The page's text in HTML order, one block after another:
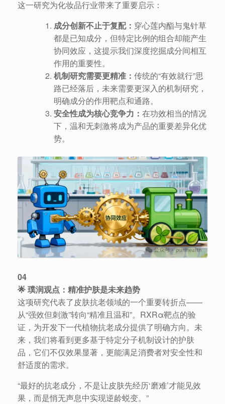
这一研究为化妆品行业带来了重要启示：
成分创新不止于复配： 穿心莲内酯与鬼针草
都是已知成分，但特定比例的组合却能产生
协同效应，这提示我们深度挖掘成分间相互
作用的重要性。
机制研究需要更精准： 传统的“有效就行”思
路已经落后，未来需要更深入的机制研究，
明确成分的作用靶点和通路。
安全性成为核心竞争力： 在功效相当的情况
下，温和无刺激将成为产品的重要差异化优
势。
04
🌟 璞润观点：精准护肤是未来趋势
这项研究代表了皮肤抗老领域的一个重要转折点——
从“强效但刺激”转向“精准且温和”。RXRα靶点的验
证，为开发下一代植物抗老成分提供了明确方向。未
来，我们将看到更多基于特定分子机制设计的护肤
品，它们不仅效果显著，更能满足消费者对安全性和
舒适度的需求。
“最好的抗老成分，不是让皮肤先经历‘磨难’才能见效
果，而是悄无声息中实现逆龄蜕变。”